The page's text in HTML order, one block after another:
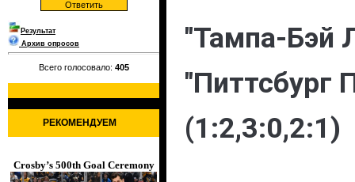
Результат
Архив опросов
Всего голосовало: 405
РЕКОМЕНДУЕМ
Crosby’s 500th Goal Ceremony
"Тампа-Бэй
"Питтсбург
(1:2,3:0,2:1)